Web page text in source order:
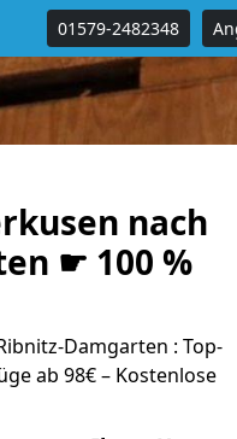
01579-2482348
nach
☛ 100 %
Damgarten : Top-
ab 98€ – Kostenlose